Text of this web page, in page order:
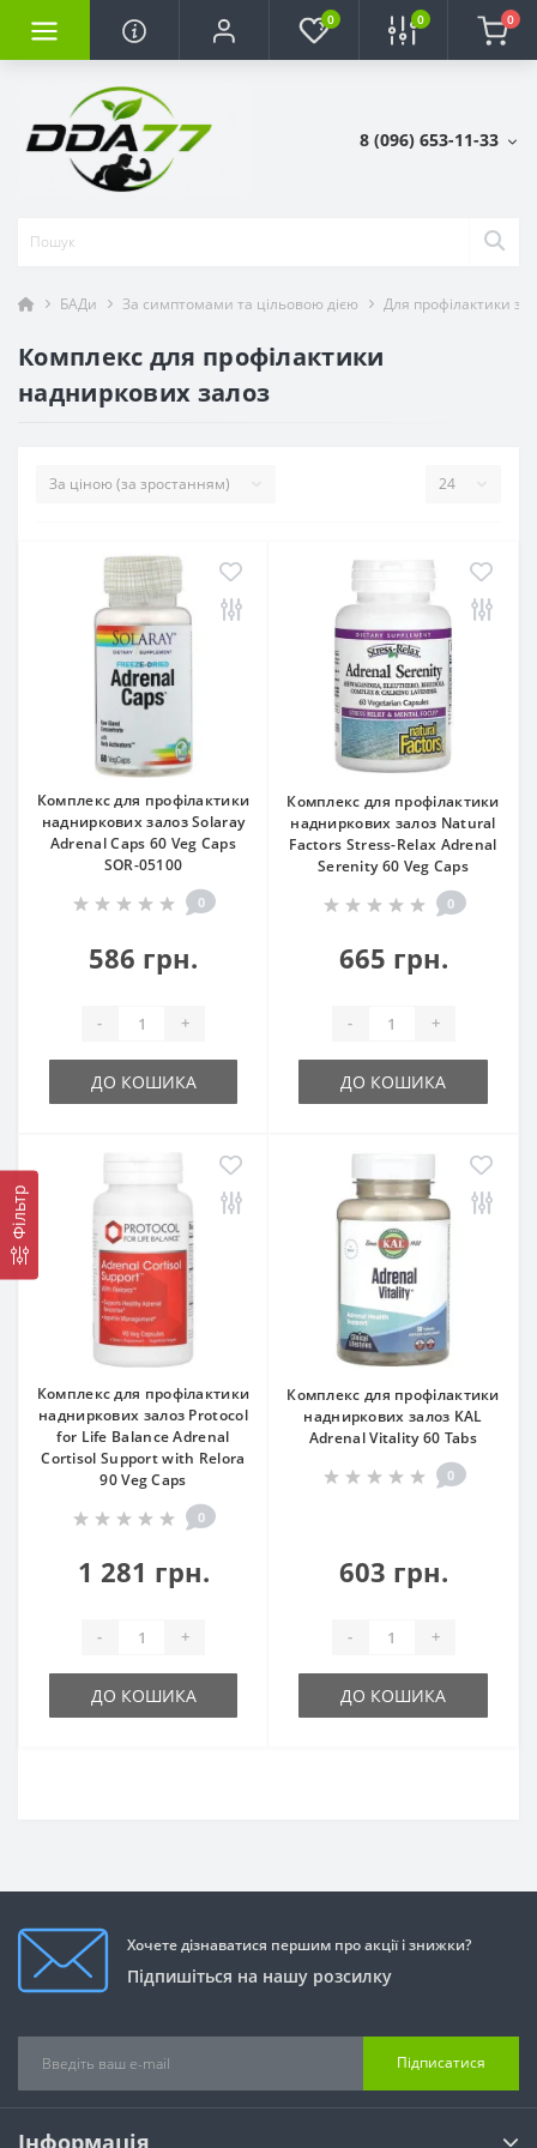
0 0 0
8 (096) 653-11-33
БАДи За симптомами та цільовою дією Для профілактики
Комплекс для профілактики
надниркових залоз
Фільтр
Комплекс для профілактики
надниркових залоз Solaray
Adrenal Caps 60 Veg Caps
SOR-05100
0
586 грн.
- +
ДО КОШИКА
Комплекс для профілактики
надниркових залоз Natural
Factors Stress-Relax Adrenal
Serenity 60 Veg Caps
0
665 грн.
- +
ДО КОШИКА
Комплекс для профілактики
надниркових залоз Protocol
for Life Balance Adrenal
Cortisol Support with Relora
90 Veg Caps
0
1 281 грн.
- +
ДО КОШИКА
Комплекс для профілактики
надниркових залоз KAL
Adrenal Vitality 60 Tabs
0
603 грн.
- +
ДО КОШИКА
Хочете дізнаватися першим про акції і знижки?
Підпишіться на нашу розсилку
Підписатися
Інформація